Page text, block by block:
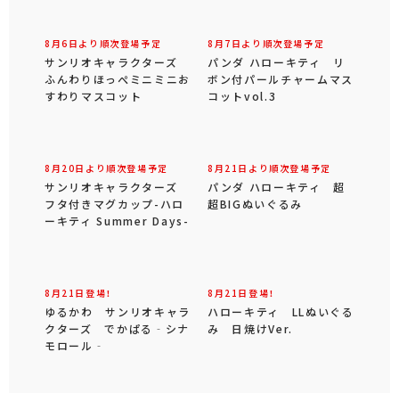
8月6日より順次登場予定
サンリオキャラクターズ
うるベビ♡ちょいデカドー
ル
8月6日より順次登場予定
サンリオキャラクターズ
ふんわりほっぺがま口ポー
チ
8月6日より順次登場予定
サンリオキャラクターズ
ふんわりほっぺミニミニお
すわりマスコット
8月7日より順次登場予定
パンダ ハローキティ リ
ボン付パールチャームマス
8月20日より順次登場予定
サンリオキャラクターズ
フタ付きマグカップ-ハロ
ーキティ Summer Days-
8月21日より順次登場予定
パンダ ハローキティ 超
超BIGぬいぐるみ